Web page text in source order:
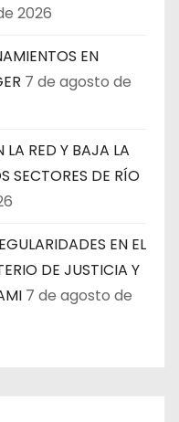
2026
EN
7 de agosto de
LA RED Y BAJA LA
SECTORES DE RÍO
EN EL
DE JUSTICIA Y
7 de agosto de